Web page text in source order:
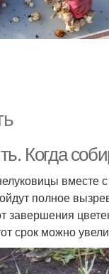
Когда
полное
срок можно